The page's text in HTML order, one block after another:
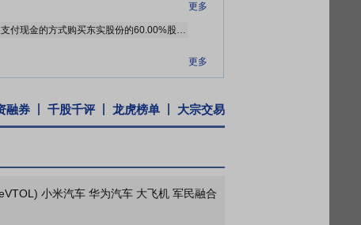
更多
上市公司拟通过发行股份及支付现金的方式购买东实股份的60.00%股份,同时上市公司拟向建发梵宇发行股份募集配套资金。
更多
更多
融券 千股千评 龙虎榜单 大宗交易
小米汽车 华为汽车 大飞机 军民融合